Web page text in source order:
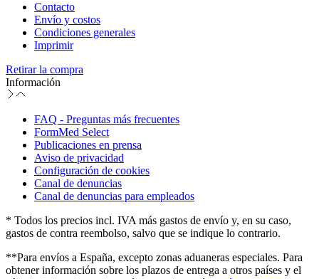
Contacto
Envío y costos
Condiciones generales
Imprimir
Retirar la compra
Información
FAQ - Preguntas más frecuentes
FormMed Select
Publicaciones en prensa
Aviso de privacidad
Configuración de cookies
Canal de denuncias
Canal de denuncias para empleados
* Todos los precios incl. IVA más gastos de envío y, en su caso,
gastos de contra reembolso, salvo que se indique lo contrario.
**Para envíos a España, excepto zonas aduaneras especiales. Para
obtener información sobre los plazos de entrega a otros países y el